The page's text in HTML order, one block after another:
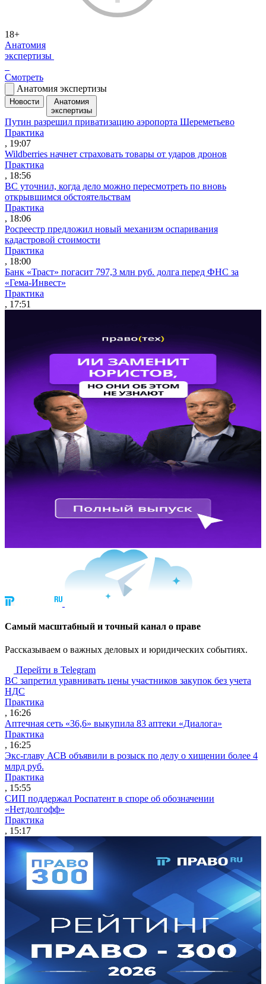
18+
Анатомия
экспертизы
Смотреть
Анатомия экспертизы
Новости
Анатомия
экспертизы
Путин разрешил приватизацию аэропорта Шереметьево
Практика
, 19:07
Wildberries начнет страховать товары от ударов дронов
Практика
, 18:56
ВС уточнил, когда дело можно пересмотреть по вновь
открывшимся обстоятельствам
Практика
, 18:06
Росреестр предложил новый механизм оспаривания
кадастровой стоимости
Практика
, 18:00
Банк «Траст» погасит 797,3 млн руб. долга перед ФНС за
«Гема-Инвест»
Практика
, 17:51
Cамый масштабный и точный канал о праве
Рассказываем о важных деловых и юридических событиях.
Перейти в Telegram
ВС запретил уравнивать цены участников закупок без учета
НДС
Практика
, 16:26
Аптечная сеть «36,6» выкупила 83 аптеки «Диалога»
Практика
, 16:25
Экс-главу АСВ объявили в розыск по делу о хищении более 4
млрд руб.
Практика
, 15:55
СИП поддержал Роспатент в споре об обозначении
«Нетдолгофф»
Практика
, 15:17